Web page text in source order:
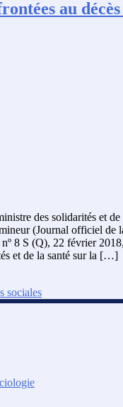
au
des solidarités et
(Journal officiel de
8 S (Q), 22 février
et de la santé sur la […]
sociales